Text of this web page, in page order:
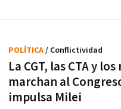
La CGT, las CTA y
marchan al
impulsa Milei
POLÍTICA/ Conflictividad